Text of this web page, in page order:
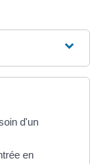
d'un
en